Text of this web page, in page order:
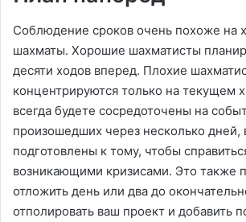
Соблюдение сроков очень похоже на
шахматы. Хорошие шахматисты
десяти ходов вперед. Плохие
концентрируются только на текущем
всегда будете сосредоточены на
произошедших через несколько дней,
подготовлены к тому, чтобы
возникающими кризисами. Это также
отложить день или два до
отполировать ваш проект и добавить